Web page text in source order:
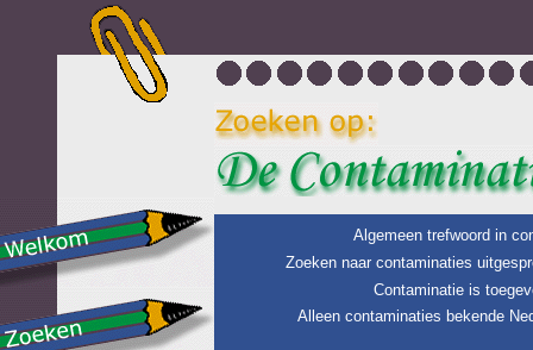
Algemeen trefwoord in
Zoeken naar contaminaties
Contaminatie is
Alleen contaminaties bekende